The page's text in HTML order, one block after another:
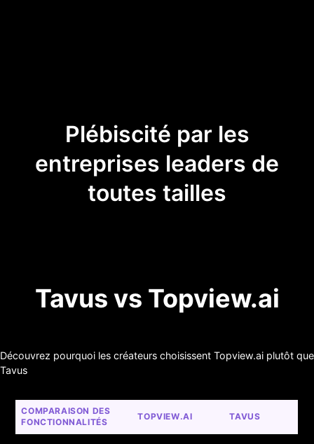
Plébiscité par les
entreprises leaders de
toutes tailles
Tavus vs Topview.ai
Découvrez pourquoi les créateurs choisissent Topview.ai plutôt que
Tavus
COMPARAISON DES
FONCTIONNALITÉS
TOPVIEW.AI TAVUS